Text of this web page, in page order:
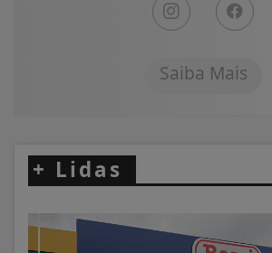
Saiba Mais
+ Lidas